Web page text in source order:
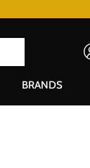
BRANDS